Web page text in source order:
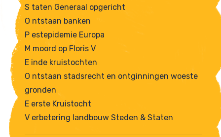
S taten Generaal opgericht
O ntstaan banken
P estepidemie Europa
M moord op Floris V
E inde kruistochten
O ntstaan stadsrecht en ontginningen woeste
gronden
E erste Kruistocht
V erbetering landbouw Steden & Staten